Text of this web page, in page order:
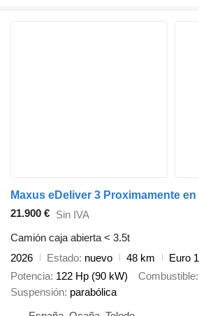
21.900 € Sin IVA
Camión caja abierta < 3.5t
2026
Estado nuevo 48 km
Euro 1
Potencia 122 Hp (90 kW) Combustible
Suspensión parabólica